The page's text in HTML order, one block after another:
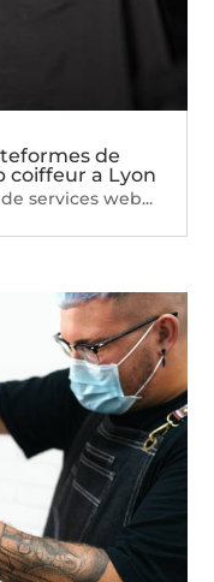
de
coiffeur a Lyon
services web...